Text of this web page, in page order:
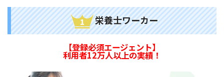
栄養士ワーカー
【登録必須エージェント】
利用者12万人以上の実績！